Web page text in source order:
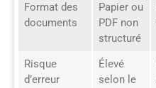
Format des
documents
Papier ou
PDF non
structuré
Risque
d’erreur
Élevé
selon le